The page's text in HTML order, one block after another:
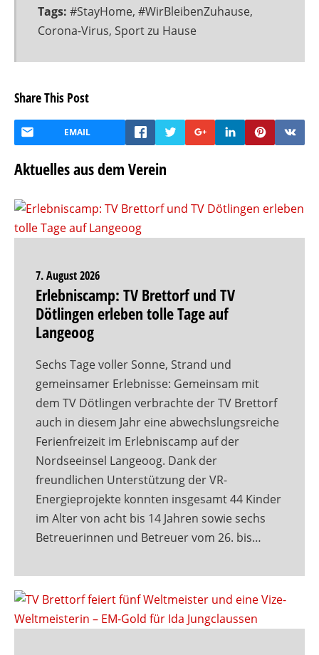
Tags: #StayHome, #WirBleibenZuhause,
Corona-Virus, Sport zu Hause
Share This Post
EMAIL
Aktuelles aus dem Verein
7. August 2026
Erlebniscamp: TV Brettorf und TV
Dötlingen erleben tolle Tage auf
Langeoog
Sechs Tage voller Sonne, Strand und
gemeinsamer Erlebnisse: Gemeinsam mit
dem TV Dötlingen verbrachte der TV Brettorf
auch in diesem Jahr eine abwechslungsreiche
Ferienfreizeit im Erlebniscamp auf der
Nordseeinsel Langeoog. Dank der
freundlichen Unterstützung der VR-
Energieprojekte konnten insgesamt 44 Kinder
im Alter von acht bis 14 Jahren sowie sechs
Betreuerinnen und Betreuer vom 26. bis…